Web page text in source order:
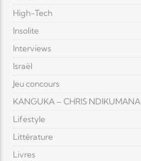
High-Tech
Insolite
Interviews
Israël
Jeu concours
KANGUKA – CHRIS NDIKUMANA
Lifestyle
Littérature
Livres